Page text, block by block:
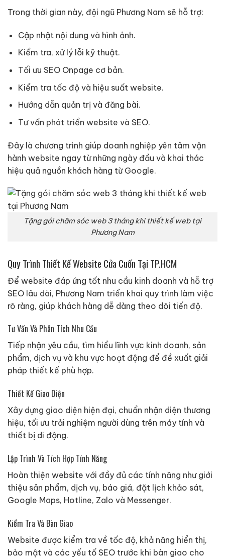
Trong thời gian này, đội ngũ Phương Nam sẽ hỗ trợ:
Cập nhật nội dung và hình ảnh.
Kiểm tra, xử lý lỗi kỹ thuật.
Tối ưu SEO Onpage cơ bản.
Kiểm tra tốc độ và hiệu suất website.
Hướng dẫn quản trị và đăng bài.
Tư vấn phát triển website và SEO.
Đây là chương trình giúp doanh nghiệp yên tâm vận
hành website ngay từ những ngày đầu và khai thác
hiệu quả nguồn khách hàng từ Google.
Tặng gói chăm sóc web 3 tháng khi thiết kế web tại
Phương Nam
Quy Trình Thiết Kế Website Cửa Cuốn Tại TP.HCM
Để website đáp ứng tốt nhu cầu kinh doanh và hỗ trợ
SEO lâu dài, Phương Nam triển khai quy trình làm việc
rõ ràng, giúp khách hàng dễ dàng theo dõi tiến độ.
Tư Vấn Và Phân Tích Nhu Cầu
Tiếp nhận yêu cầu, tìm hiểu lĩnh vực kinh doanh, sản
phẩm, dịch vụ và khu vực hoạt động để đề xuất giải
pháp thiết kế phù hợp.
Thiết Kế Giao Diện
Xây dựng giao diện hiện đại, chuẩn nhận diện thương
hiệu, tối ưu trải nghiệm người dùng trên máy tính và
thiết bị di động.
Lập Trình Và Tích Hợp Tính Năng
Hoàn thiện website với đầy đủ các tính năng như giới
thiệu sản phẩm, dịch vụ, báo giá, đặt lịch khảo sát,
Google Maps, Hotline, Zalo và Messenger.
Kiểm Tra Và Bàn Giao
Website được kiểm tra về tốc độ, khả năng hiển thị,
bảo mật và các yếu tố SEO trước khi bàn giao cho